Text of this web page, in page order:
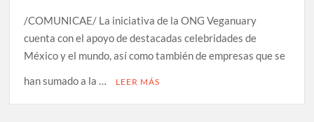
/COMUNICAE/ La iniciativa de la ONG Veganuary
cuenta con el apoyo de destacadas celebridades de
México y el mundo, así como también de empresas que se
han sumado a la …
LEER MÁS